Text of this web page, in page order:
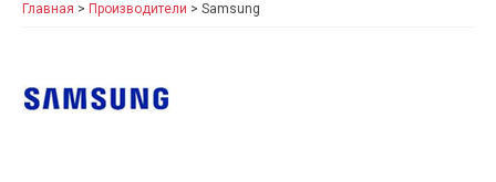
Рынки
Новости
Главная > Производители > Samsung